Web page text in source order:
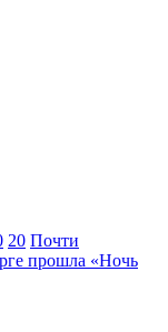
20 Почти
прошла «Ночь